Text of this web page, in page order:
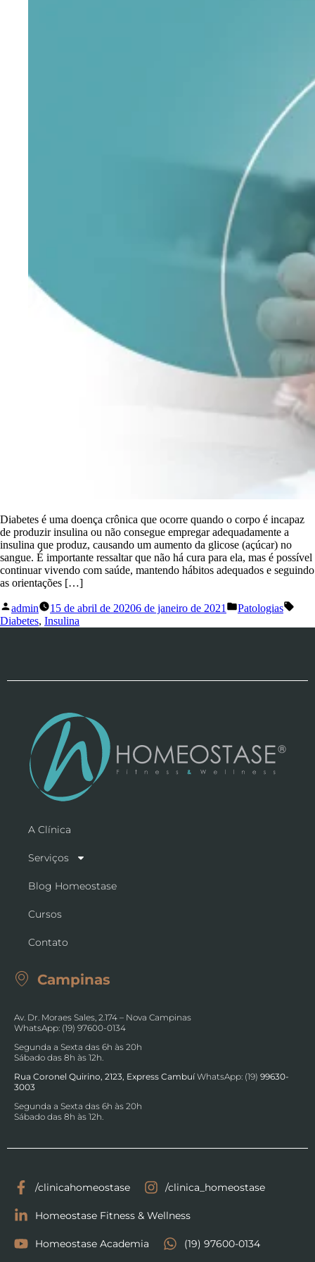
Diabetes é uma doença crônica que ocorre quando o corpo é incapaz
de produzir insulina ou não consegue empregar adequadamente a
insulina que produz, causando um aumento da glicose (açúcar) no
sangue. É importante ressaltar que não há cura para ela, mas é possível
continuar vivendo com saúde, mantendo hábitos adequados e seguindo
as orientações […]
admin 15 de abril de 20206 de janeiro de 2021
Patologias
Diabetes, Insulina
A Clínica
Serviços
Blog Homeostase
Cursos
Contato
Campinas
Av. Dr. Moraes Sales, 2.174 – Nova Campinas
WhatsApp: (19) 97600-0134
Segunda a Sexta das 6h às 20h
Sábado das 8h às 12h.
Rua Coronel Quirino, 2123, Express CambuíWhatsApp: (19) 99630-
3003
Segunda a Sexta das 6h às 20h
Sábado das 8h às 12h.
/clinicahomeostase /clinica_homeostase
Homeostase Fitness & Wellness
Homeostase Academia (19) 97600-0134